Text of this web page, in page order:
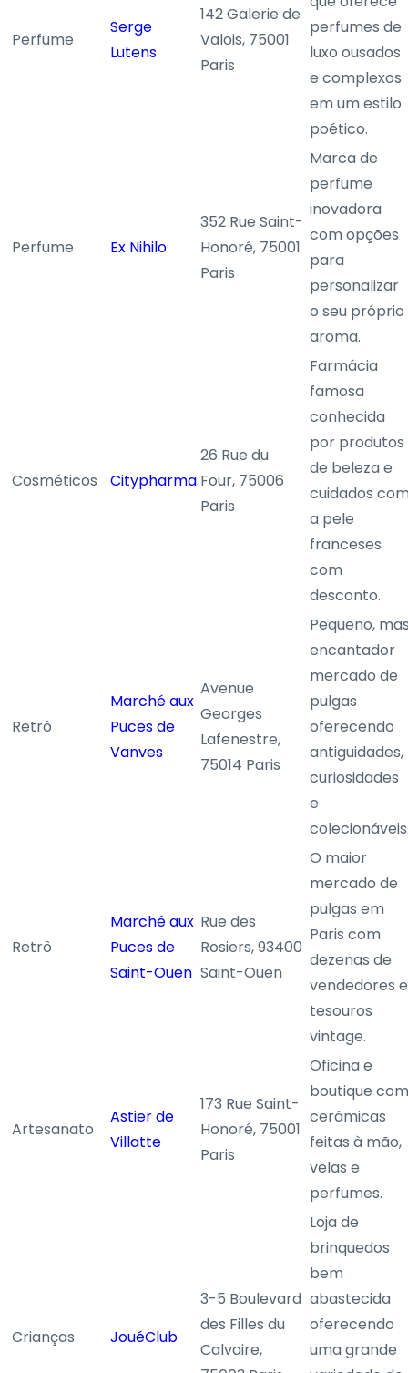
Perfume
Serge
Lutens
142 Galerie de
Valois, 75001
Paris
perfumes de
luxo ousados
e complexos
em um estilo
poético.
Perfume Ex Nihilo
352 Rue Saint-
Honoré, 75001
Paris
Marca de
perfume
inovadora
com opções
para
personalizar
o seu próprio
aroma.
Cosméticos Citypharma
26 Rue du
Four, 75006
Paris
Farmácia
famosa
conhecida
por produtos
de beleza e
cuidados
a pele
franceses
com
desconto.
Retrô
Marché aux
Puces de
Vanves
Avenue
Georges
Lafenestre,
75014 Paris
Pequeno,
encantador
mercado de
pulgas
oferecendo
antiguidades,
curiosidades
e
Retrô
Marché aux
Puces de
Saint-Ouen
Rue des
Rosiers, 93400
Saint-Ouen
O maior
mercado de
pulgas em
Paris com
dezenas de
vendedores e
tesouros
vintage.
Artesanato
Astier de
Villatte
173 Rue Saint-
Honoré, 75001
Paris
Oficina e
boutique com
cerâmicas
feitas à mão,
velas e
perfumes.
Crianças JouéClub
3-5 Boulevard
des Filles du
Calvaire,
Loja de
brinquedos
bem
abastecida
oferecendo
uma grande